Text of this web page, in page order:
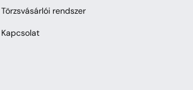
Törzsvásárlói rendszer
Kapcsolat